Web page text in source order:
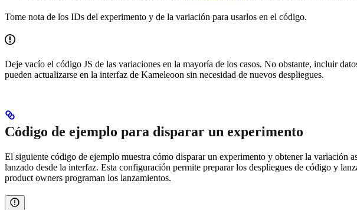
Tome nota de los IDs del experimento y de la variación para usarlos en el código.
Deje vacío el código JS de las variaciones en la mayoría de los casos. No obstante, incluir
pueden actualizarse en la interfaz de Kameleoon sin necesidad de nuevos despliegues.
Código de ejemplo para disparar un experimento
El siguiente código de ejemplo muestra cómo disparar un experimento y obtener la variación
lanzado desde la interfaz. Esta configuración permite preparar los despliegues de código y
product owners programan los lanzamientos.